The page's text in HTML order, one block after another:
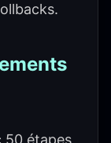
50 étapes